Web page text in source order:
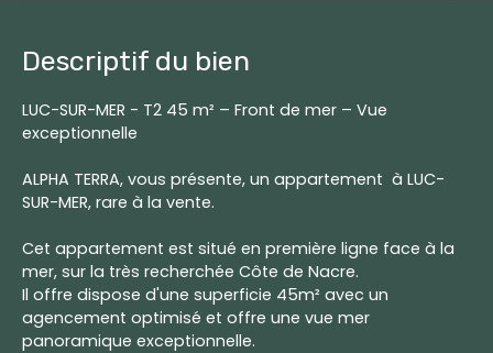
Descriptif du bien
LUC-SUR-MER - T2 45 m² – Front de mer – Vue
exceptionnelle
ALPHA TERRA, vous présente, un appartement à LUC-
SUR-MER, rare à la vente.
Cet appartement est situé en première ligne face à la
mer, sur la très recherchée Côte de Nacre.
Il offre dispose d'une superficie 45m² avec un
agencement optimisé et offre une vue mer
panoramique exceptionnelle.